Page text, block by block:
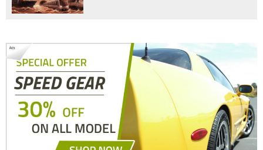
Plástico PET: la gran revolución
Aventuras llenas de ambientes místico y
mágico
Césped artificial Madrid: lo que debe
saber antes de comprarlo
Filtros de agua para casa: porque no